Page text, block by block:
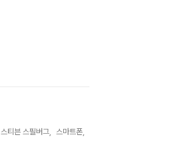
스티븐 스필버그,
스마트폰,